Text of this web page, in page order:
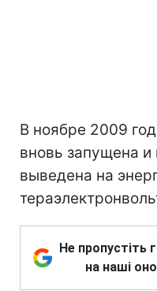
В ноябре 2009
вновь запущена
выведена на
Не пропустіть
на наші